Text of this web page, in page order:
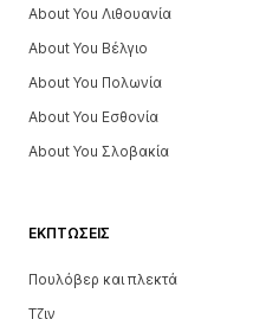
ΕΚΠΤΏΣΕΙΣ
Πουλόβερ και πλεκτά
Τζιν
About You Λιθουανία
About You Βέλγιο
About You Πολωνία
About You Εσθονία
About You Σλοβακία